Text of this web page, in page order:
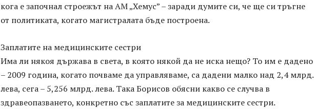
кога е започнал строежът на АМ „Хемус” – заради думите си, че ще си тръгне
от политиката, когато магистралата бъде построена.
Заплатите на медицинските сестри
Има ли някоя държава в света, в която някой да не иска нещо? То им е дадено
– 2009 година, когато почваме да управляваме, са дадени малко над 2,4 млрд.
лева, сега – 5,256 млрд. лева. Така Борисов обясни какво се случва в
здравеопазването, конкретно със заплатите за медицинските сестри.